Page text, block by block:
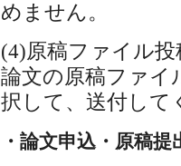
めません。
(4)原稿ファイル
論文の原稿ファイ
択して、送付して
・論文申込・原稿提